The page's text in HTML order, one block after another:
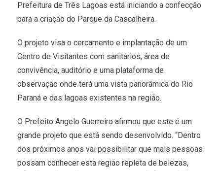
Prefeitura de Três Lagoas está iniciando a confecção
para a criação do Parque da Cascalheira.
O projeto visa o cercamento e implantação de um
Centro de Visitantes com sanitários, área de
convivência, auditório e uma plataforma de
observação onde terá uma vista panorâmica do Rio
Paraná e das lagoas existentes na região.
O Prefeito Angelo Guerreiro afirmou que este é um
grande projeto que está sendo desenvolvido. “Dentro
dos próximos anos vai possibilitar que mais pessoas
possam conhecer esta região repleta de belezas,